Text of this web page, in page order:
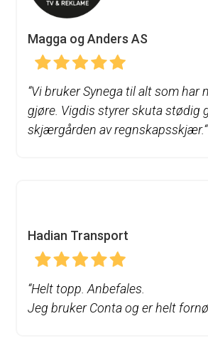
Magga og Anders AS
“Vi bruker Synega til alt som har
gjøre. Vigdis styrer skuta stødig
skjærgården av regnskapsskjær.“
Hadian Transport
“Helt topp. Anbefales.
Jeg bruker Conta og er helt